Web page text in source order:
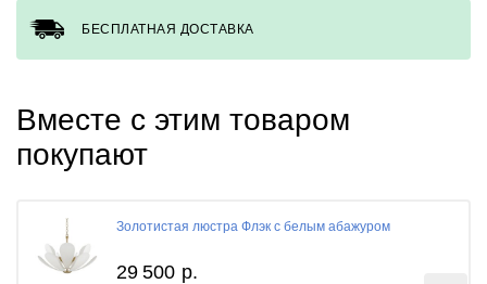
БЕСПЛАТНАЯ ДОСТАВКА
Вместе с этим товаром
покупают
Золотистая люстра Флэк с белым абажуром
29 500 р.